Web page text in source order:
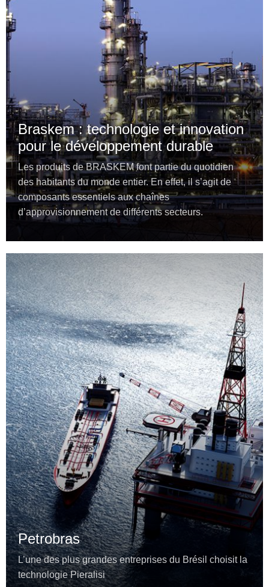
Braskem : technologie et innovation
pour le développement durable
Les produits de BRASKEM font partie du quotidien
des habitants du monde entier. En effet, il s’agit de
composants essentiels aux chaînes
d’approvisionnement de différents secteurs.
Petrobras
L’une des plus grandes entreprises du Brésil choisit la
technologie Pieralisi